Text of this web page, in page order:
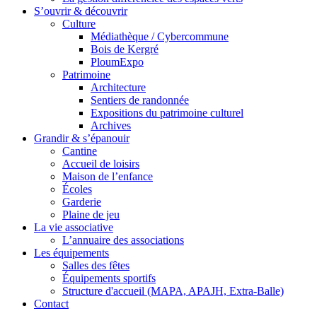
S’ouvrir & découvrir
Culture
Médiathèque / Cybercommune
Bois de Kergré
PloumExpo
Patrimoine
Architecture
Sentiers de randonnée
Expositions du patrimoine culturel
Archives
Grandir & s’épanouir
Cantine
Accueil de loisirs
Maison de l’enfance
Écoles
Garderie
Plaine de jeu
La vie associative
L’annuaire des associations
Les équipements
Salles des fêtes
Équipements sportifs
Structure d'accueil (MAPA, APAJH, Extra-Balle)
Contact